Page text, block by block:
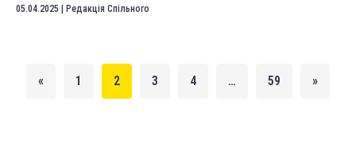
05.04.2025 Редакція Спільного
« 1 2 3 4 … 59 »